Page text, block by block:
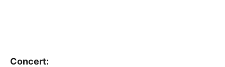
Concert: